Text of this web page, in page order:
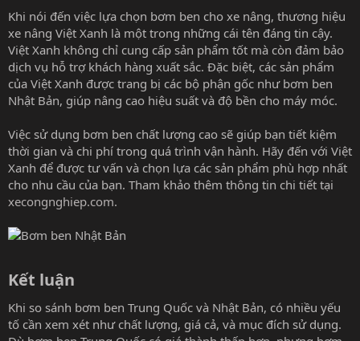
Khi nói đến việc lựa chọn bơm ben cho xe nâng, thương hiệu
xe nâng Việt Xanh là một trong những cái tên đáng tin cậy.
Việt Xanh không chỉ cung cấp sản phẩm tốt mà còn đảm bảo
dịch vụ hỗ trợ khách hàng xuất sắc. Đặc biệt, các sản phẩm
của Việt Xanh được trang bị các bộ phận gốc như bơm ben
Nhật Bản, giúp nâng cao hiệu suất và độ bền cho máy móc.
Việc sử dụng bơm ben chất lượng cao sẽ giúp bạn tiết kiệm
thời gian và chi phí trong quá trình vận hành. Hãy đến với Việt
Xanh để được tư vấn và chọn lựa các sản phẩm phù hợp nhất
cho nhu cầu của bạn. Tham khảo thêm thông tin chi tiết tại
xecongnghiep.com.
Kết luận​
Khi so sánh bơm ben Trung Quốc và Nhật Bản, có nhiều yếu
tố cần xem xét như chất lượng, giá cả, và mục đích sử dụng.